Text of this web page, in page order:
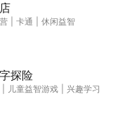
卡通
休闲益智
探险
儿童益智游戏
兴趣学习